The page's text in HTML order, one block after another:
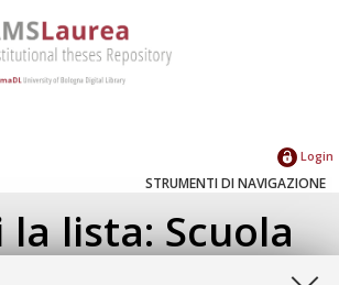
Login
STRUMENTI DI NAVIGAZIONE
la lista: Scuola